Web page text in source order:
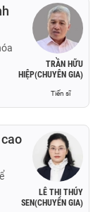
TRẦN HỮU
HIỆP(CHUYÊN GIA)
Tiến sĩ
LÊ THỊ THÚY
SEN(CHUYÊN GIA)